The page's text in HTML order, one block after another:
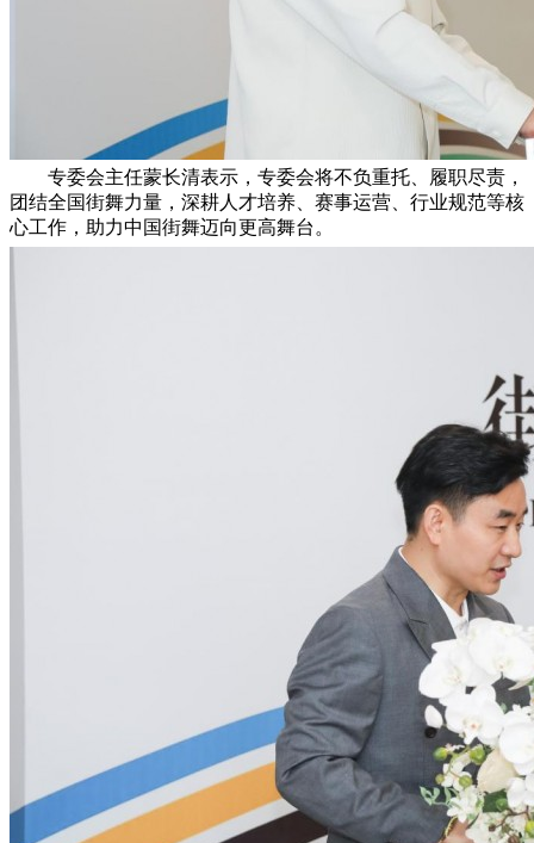
专委会主任蒙长清表示，专委会将不负重托、履职尽责，
团结全国街舞力量，深耕人才培养、赛事运营、行业规范等核
心工作，助力中国街舞迈向更高舞台。